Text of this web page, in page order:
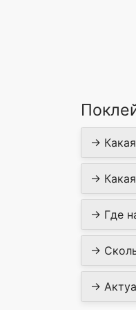
→
→
→ Где
→
→